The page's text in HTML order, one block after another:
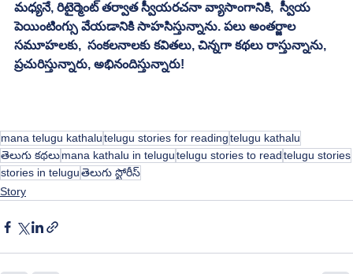
మధ్యనే, రిటైర్మెంట్ తర్వాత స్వీయరచనా వ్యాసాంగానికి,  స్వీయ
పెయింటింగ్సు వేయడానికి సాహసిస్తున్నాను. పలు అంతర్జాల
సమూహలకు,  సంకలనాలకు కవితలు, చిన్నగా కథలు రాస్తున్నాను,
ప్రచురిస్తున్నారు, అభినందిస్తున్నారు!
mana telugu kathalutelugu stories for readingtelugu kathalu
తెలుగు కథలుmana kathalu in telugutelugu stories to readtelugu stories
stories in teluguతెలుగు స్టోరీస్
Story